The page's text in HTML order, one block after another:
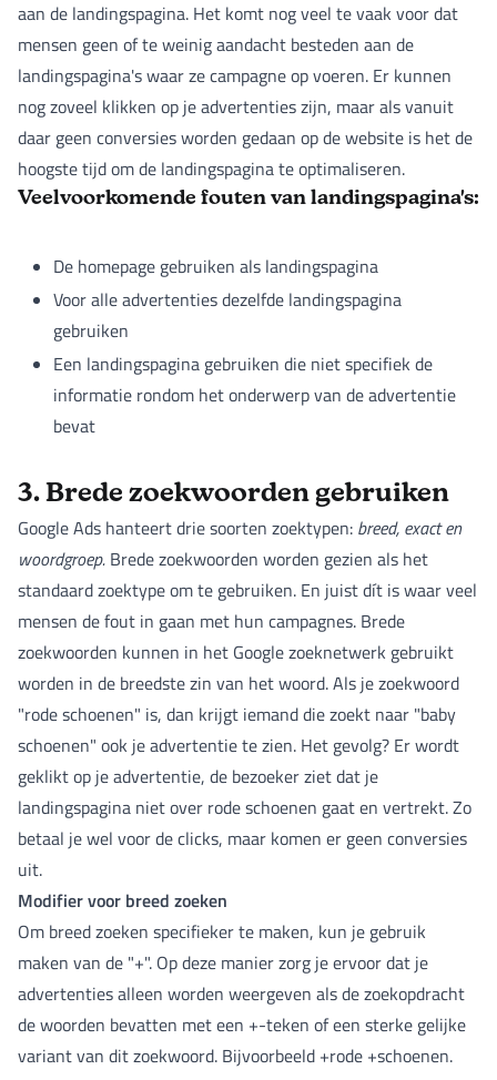
aan de landingspagina. Het komt nog veel te vaak voor dat
mensen geen of te weinig aandacht besteden aan de
landingspagina's waar ze campagne op voeren. Er kunnen
nog zoveel klikken op je advertenties zijn, maar als vanuit
daar geen conversies worden gedaan op de website is het de
hoogste tijd om de landingspagina te optimaliseren.
Veelvoorkomende fouten van landingspagina's:
De homepage gebruiken als landingspagina
Voor alle advertenties dezelfde landingspagina
gebruiken
Een landingspagina gebruiken die niet specifiek de
informatie rondom het onderwerp van de advertentie
bevat
3. Brede zoekwoorden gebruiken
Google Ads hanteert drie soorten zoektypen: breed, exact en
woordgroep. Brede zoekwoorden worden gezien als het
standaard zoektype om te gebruiken. En juist dít is waar veel
mensen de fout in gaan met hun campagnes. Brede
zoekwoorden kunnen in het Google zoeknetwerk gebruikt
worden in de breedste zin van het woord. Als je zoekwoord
"rode schoenen" is, dan krijgt iemand die zoekt naar "baby
schoenen" ook je advertentie te zien. Het gevolg? Er wordt
geklikt op je advertentie, de bezoeker ziet dat je
landingspagina niet over rode schoenen gaat en vertrekt. Zo
betaal je wel voor de clicks, maar komen er geen conversies
uit.
Modifier voor breed zoeken
Om breed zoeken specifieker te maken, kun je gebruik
maken van de "+". Op deze manier zorg je ervoor dat je
advertenties alleen worden weergeven als de zoekopdracht
de woorden bevatten met een +-teken of een sterke gelijke
variant van dit zoekwoord. Bijvoorbeeld +rode +schoenen.